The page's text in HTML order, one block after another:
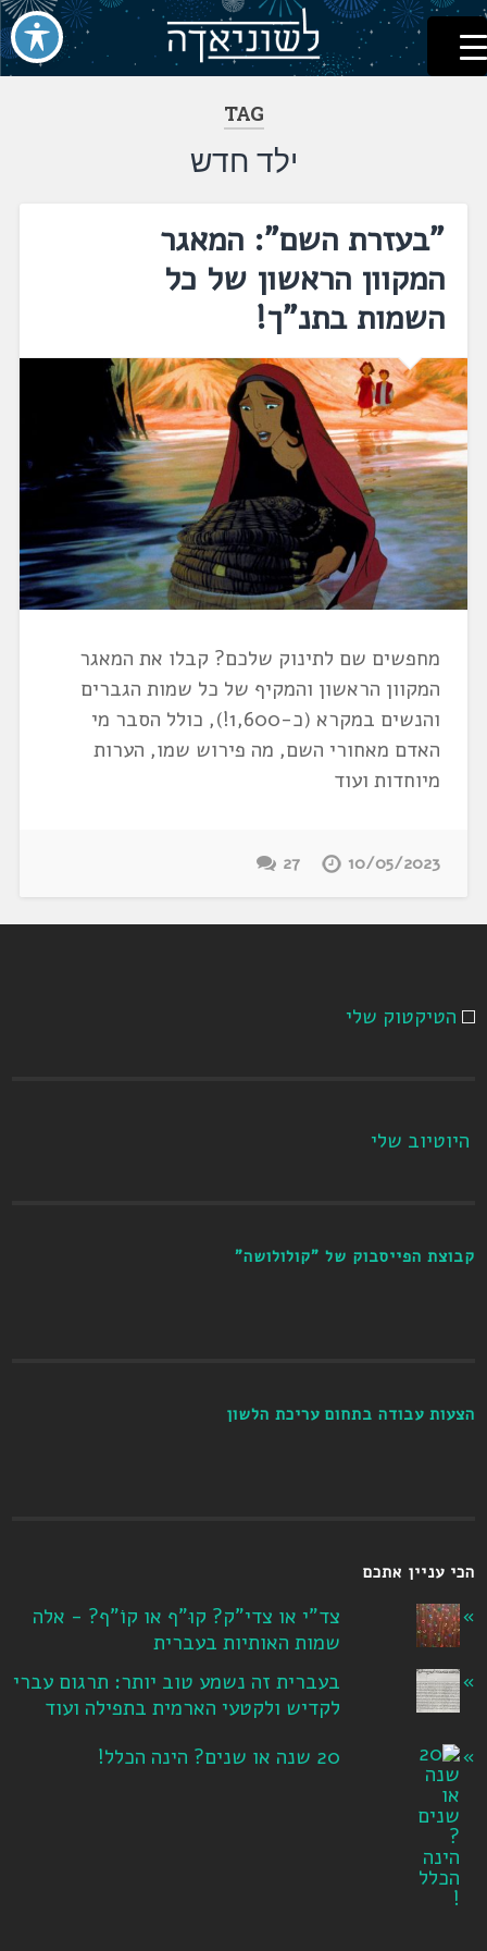
דלג
לתוכן
לשוניאדה
עברית. לשון. שפה
TAG
ילד חדש
"בעזרת השם": המאגר
המקוון הראשון של כל
השמות בתנ"ך!
מחפשים שם לתינוק שלכם? קבלו את המאגר
המקוון הראשון והמקיף של כל שמות הגברים
והנשים במקרא (כ-1,600!), כולל הסבר מי
האדם מאחורי השם, מה פירוש שמו, הערות
מיוחדות ועוד
10/05/2023
27
הטיקטוק שלי
היוטיוב שלי
קבוצת הפייסבוק של "קולולושה"
הצעות עבודה בתחום עריכת הלשון
הכי עניין אתכם
צד"י או צדי"ק? קוּ"ף או קוֹ"ף? - אלה
שמות האותיות בעברית
בעברית זה נשמע טוב יותר: תרגום עברי
לקדיש ולקטעי הארמית בתפילה ועוד
20 שנה או שנים? הינה הכלל!